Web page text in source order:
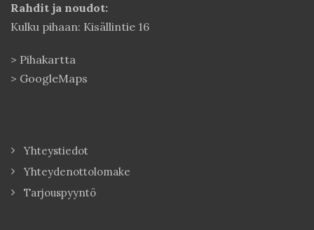
Rahdit ja noudot:
Kulku pihaan: Kisällintie 16
> Pihakartta
> GoogleMaps
Yhteystiedot
Yhteydenottolomake
Tarjouspyyntö